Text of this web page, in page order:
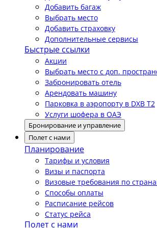
Добавить багаж
Выбрать место
Добавить страховку
Дополнительные сервисы
Быстрые ссылки
Акции
Выбрать место с доп.
Забронировать отель
Арендовать машину
Парковка в аэропорту в DXB T2
Услуги шофера в ОАЭ
Бронирование и управление
Полет с нами
Планирование
Тарифы и условия
Визы и паспорта
Визовые требования по
Способы оплаты
Расписание рейсов
Статус рейса
Полет с нами